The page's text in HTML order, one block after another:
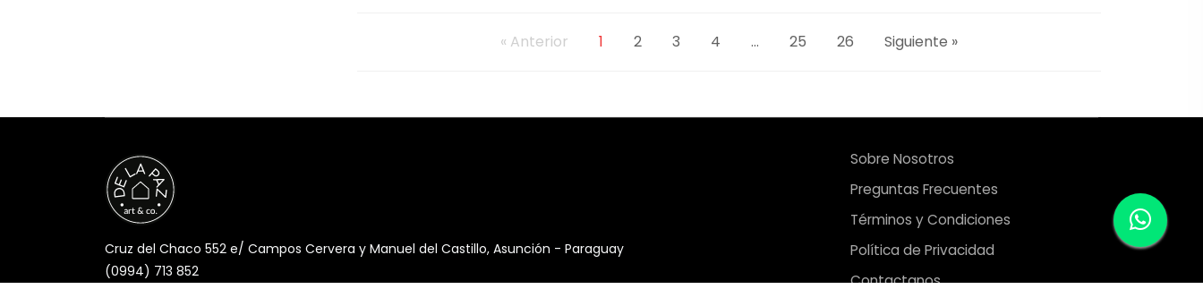
« Anterior 1 2 3 4 ... 25 26 Siguiente »
Cruz del Chaco 552 e/ Campos Cervera y Manuel del Castillo, Asunción - Paraguay
(0994) 713 852
Sobre Nosotros
Preguntas Frecuentes
Términos y Condiciones
Política de Privacidad
Contactanos